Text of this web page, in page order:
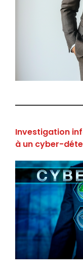
Investigation
à un cyber-